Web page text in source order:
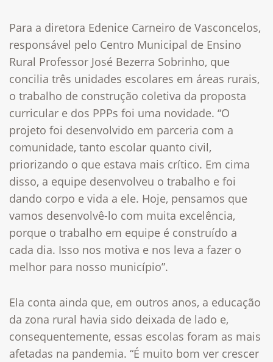
Para a diretora Edenice Carneiro de Vasconcelos,
responsável pelo Centro Municipal de Ensino
Rural Professor José Bezerra Sobrinho, que
concilia três unidades escolares em áreas rurais,
o trabalho de construção coletiva da proposta
curricular e dos PPPs foi uma novidade. “O
projeto foi desenvolvido em parceria com a
comunidade, tanto escolar quanto civil,
priorizando o que estava mais crítico. Em cima
disso, a equipe desenvolveu o trabalho e foi
dando corpo e vida a ele. Hoje, pensamos que
vamos desenvolvê-lo com muita excelência,
porque o trabalho em equipe é construído a
cada dia. Isso nos motiva e nos leva a fazer o
melhor para nosso município”.
Ela conta ainda que, em outros anos, a educação
da zona rural havia sido deixada de lado e,
consequentemente, essas escolas foram as mais
afetadas na pandemia. “É muito bom ver crescer